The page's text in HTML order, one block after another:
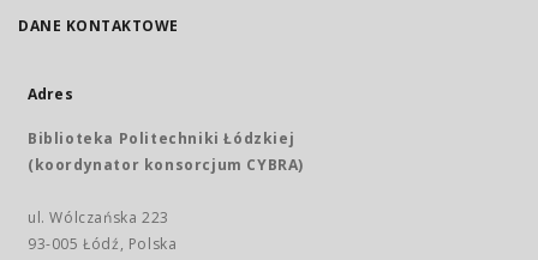
DANE KONTAKTOWE
Adres
Biblioteka Politechniki Łódzkiej
(koordynator konsorcjum CYBRA)
ul. Wólczańska 223
93-005 Łódź, Polska